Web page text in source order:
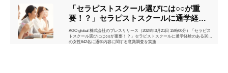
「セラピストスクール選びには○○が重
要！？」セラピストスクールに通学経験
のある3...
AGO global 株式会社のプレスリリース（2024年3月21日 15時00分）「セラピス
トスクール選びには○○が重要！？」セラピストスクールに通学経験のある30代
の女性642名に通学内容に関する意識調査を実施